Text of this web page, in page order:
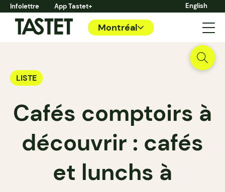
Infolettre App Tastet+ English
Montréal
LISTE
Cafés comptoirs à
découvrir : cafés
et lunchs à